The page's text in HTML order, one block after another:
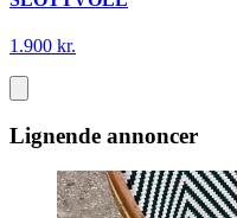
1.900 kr.
Lignende annoncer